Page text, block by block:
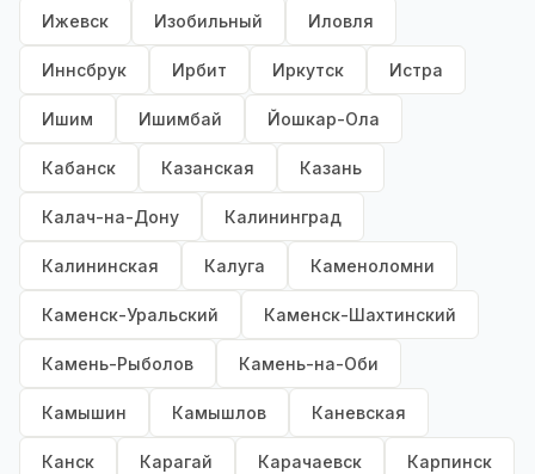
Ижевск Изобильный Иловля
Иннсбрук Ирбит Иркутск Истра
Ишим Ишимбай Йошкар-Ола
Кабанск Казанская Казань
Калач-на-Дону Калининград
Калининская Калуга Каменоломни
Каменск-Уральский Каменск-Шахтинский
Камень-Рыболов Камень-на-Оби
Камышин Камышлов Каневская
Канск Карагай Карачаевск Карпинск